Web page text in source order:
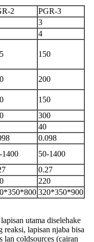
2
PGR-3
3
4
150
200
150
300
40
0.098
1400
50-1400
0.27
220
320*350*900
utama diselehake
lapisan njaba bisa
lan coldsources (cairan